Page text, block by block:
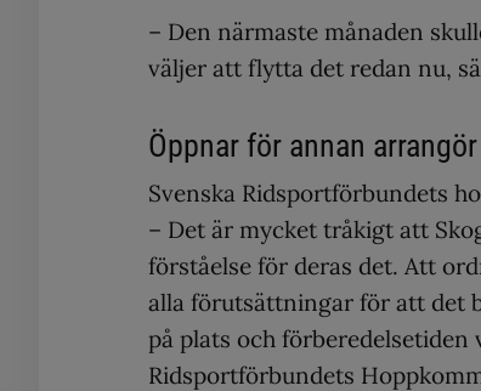
– Den närmaste månaden
väljer att flytta det redan nu,
Öppnar för annan arrangör
Svenska Ridsportförbundets
– Det är mycket tråkigt att
förståelse för deras det. Att
alla förutsättningar för att det
på plats och förberedelsetiden
Ridsportförbundets